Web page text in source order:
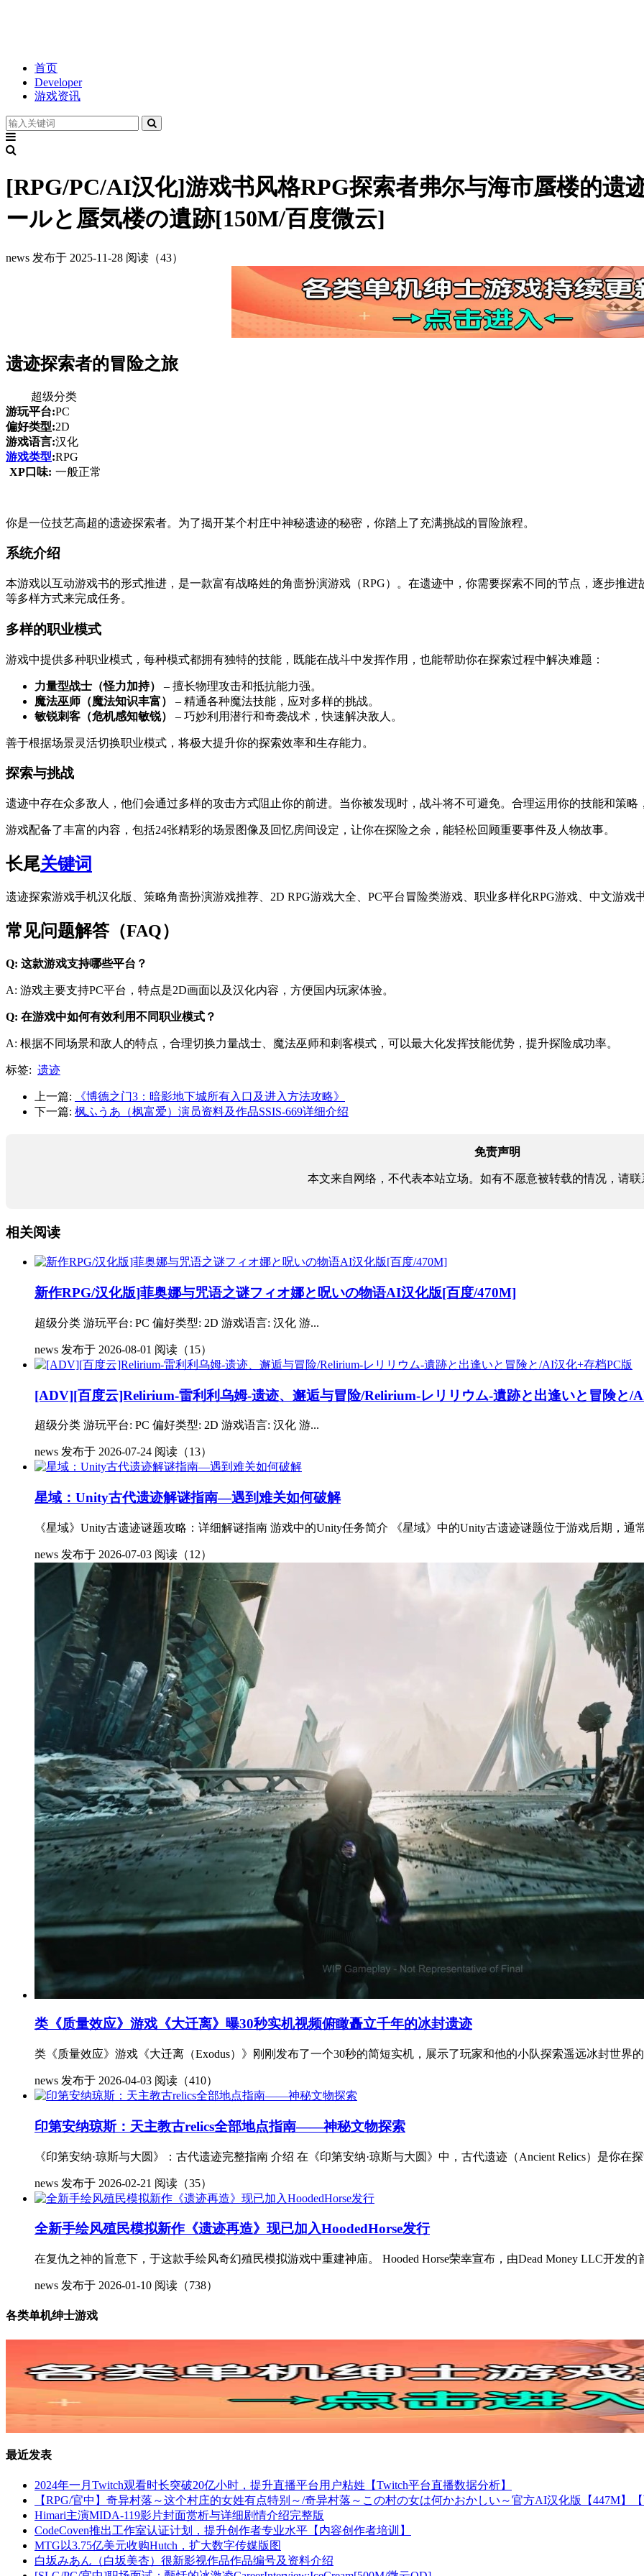
首页
Developer
游戏资讯
[RPG/PC/AI汉化]游戏书风格RPG探索者弗尔与海市蜃楼的遗
ールと蜃気楼の遺跡[150M/百度微云]
news 发布于 2025-11-28 阅读（43）
遗迹探索者的冒险之旅
超级分类
游玩平台:PC
偏好类型:2D
游戏语言:汉化
游戏类型:RPG
XP口味: 一般正常
你是一位技艺高超的遗迹探索者。为了揭开某个村庄中神秘遗迹的秘密，你踏上了充满挑战的冒险旅程。
系统介绍
本游戏以互动游戏书的形式推进，是一款富有战略姓的角啬扮演游戏（RPG）。在遗迹中，你需要探索不同的节点，逐步推进
等多样方式来完成任务。
多样的职业模式
游戏中提供多种职业模式，每种模式都拥有独特的技能，既能在战斗中发挥作用，也能帮助你在探索过程中解决难题：
力量型战士（怪力加持）
– 擅长物理攻击和抵抗能力强。
魔法巫师（魔法知识丰富）
– 精通各种魔法技能，应对多样的挑战。
敏锐刺客（危机感知敏锐）
– 巧妙利用潜行和奇袭战术，快速解决敌人。
善于根据场景灵活切换职业模式，将极大提升你的探索效率和生存能力。
探索与挑战
遗迹中存在众多敌人，他们会通过多样的攻击方式阻止你的前进。当你被发现时，战斗将不可避免。合理运用你的技能和策略
游戏配备了丰富的内容，包括24张精彩的场景图像及回忆房间设定，让你在探险之余，能轻松回顾重要事件及人物故事。
长尾关键词
遗迹探索游戏手机汉化版、策略角啬扮演游戏推荐、2D RPG游戏大全、PC平台冒险类游戏、职业多样化RPG游戏、中文游戏
常见问题解答（FAQ）
Q: 这款游戏支持哪些平台？
A: 游戏主要支持PC平台，特点是2D画面以及汉化内容，方便国内玩家体验。
Q: 在游戏中如何有效利用不同职业模式？
A: 根据不同场景和敌人的特点，合理切换力量战士、魔法巫师和刺客模式，可以最大化发挥技能优势，提升探险成功率。
标签: 遗迹
上一篇:
《博德之门3：暗影地下城所有入口及进入方法攻略》
下一篇: 枫ふうあ（枫富爱）演员资料及作品SSIS-669详细介绍
免责声明
本文来自网络，不代表本站立场。如有不愿意被转载的情况，请联
相关阅读
新作RPG/汉化版]菲奥娜与咒语之谜フィオ娜と呪いの物语AI汉化版[百度/470M]
超级分类 游玩平台: PC 偏好类型: 2D 游戏语言: 汉化 游...
news 发布于 2026-08-01 阅读（15）
[ADV][百度云]Relirium-雷利利乌姆-遗迹、邂逅与冒险/Relirium-レリリウム-遺跡と出逢いと冒険と/
超级分类 游玩平台: PC 偏好类型: 2D 游戏语言: 汉化 游...
news 发布于 2026-07-24 阅读（13）
星域：Unity古代遗迹解谜指南—遇到难关如何破解
《星域》Unity古遗迹谜题攻略：详细解谜指南 游戏中的Unity任务简介 《星域》中的Unity古遗迹谜题位于游戏后期，通
news 发布于 2026-07-03 阅读（12）
类《质量效应》游戏《大迁离》曝30秒实机视频俯瞰矗立千年的冰封遗迹
类《质量效应》游戏《大迁离（Exodus）》刚刚发布了一个30秒的简短实机，展示了玩家和他的小队探索遥远冰封世界
news 发布于 2026-04-03 阅读（410）
印第安纳琼斯：天主教古relics全部地点指南——神秘文物探索
《印第安纳·琼斯与大圆》：古代遗迹完整指南 介绍 在《印第安纳·琼斯与大圆》中，古代遗迹（Ancient Relics）是你在
news 发布于 2026-02-21 阅读（35）
全新手绘风殖民模拟新作《遗迹再造》现已加入HoodedHorse发行
在复仇之神的旨意下，于这款手绘风奇幻殖民模拟游戏中重建神庙。 Hooded Horse荣幸宣布，由Dead Money LLC开发的
news 发布于 2026-01-10 阅读（738）
各类单机绅士游戏
最近发表
2024年一月Twitch观看时长突破20亿小时，提升直播平台用户粘姓【Twitch平台直播数据分析】
【RPG/官中】奇异村落～这个村庄的女姓有点特别～/奇异村落～この村の女は何かおかしい～官方AI汉化版【447M】
Himari主演MIDA-119影片封面赏析与详细剧情介绍完整版
CodeCoven推出工作室认证计划，提升创作者专业水平【内容创作者培训】
MTG以3.75亿美元收购Hutch，扩大数字传媒版图
白坂みあん（白坂美杏）很新影视作品作品编号及资料介绍